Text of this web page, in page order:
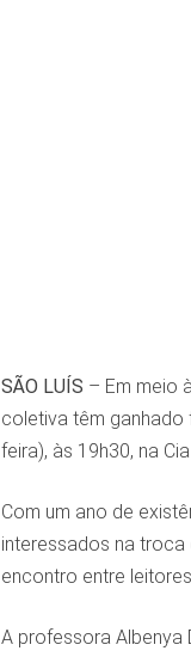
SÃO LUÍS – Em meio
coletiva têm ganhado
feira), às 19h30, na
Com um ano de
interessados na
encontro entre
A professora Albenya